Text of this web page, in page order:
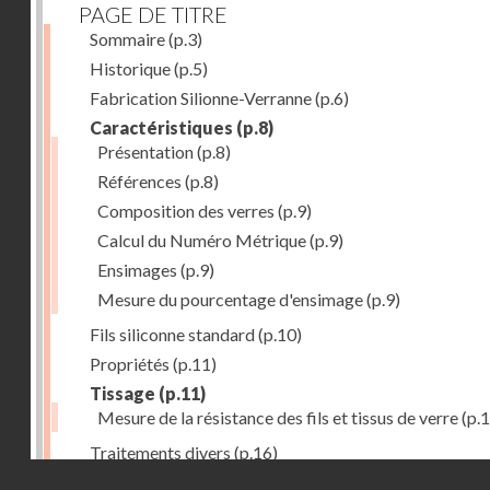
PAGE DE TITRE
Sommaire(p.3)
Historique(p.5)
Fabrication Silionne-Verranne(p.6)
Caractéristiques (p.8)
Présentation(p.8)
Références (p.8)
Composition des verres (p.9)
Calcul du Numéro Métrique(p.9)
Ensimages (p.9)
Mesure du pourcentage d'ensimage(p.9)
Fils siliconne standard(p.10)
Propriétés (p.11)
Tissage (p.11)
Mesure de la résistance des fils et tissus de verre
Traitements divers (p.16)